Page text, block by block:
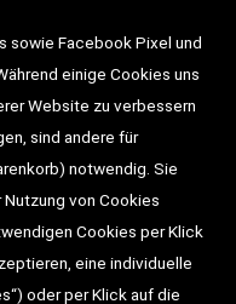
sowie Facebook Pixel und
einige Cookies uns
Website zu verbessern
sind andere für
notwendig. Sie
von Cookies
Cookies per Klick
eine individuelle
oder per Klick auf die